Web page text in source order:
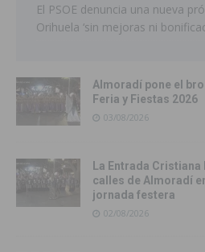
El PSOE denuncia una nueva
Orihuela ‘sin mejoras ni
Almoradí pone el
Feria y Fiestas 2026
03/08/2026
La Entrada
calles de Almoradí
jornada festera
02/08/2026